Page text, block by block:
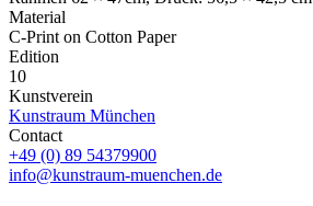
Material
C-Print on Cotton Paper
Edition
10
Kunstverein
Kunstraum München
Contact
+49 (0) 89 54379900
info@kunstraum-muenchen.de